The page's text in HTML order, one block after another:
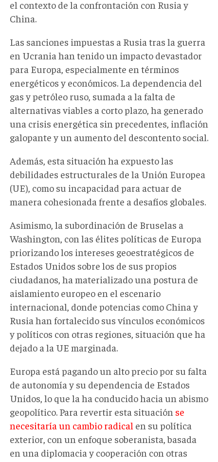
el contexto de la confrontación con Rusia y
China.
Las sanciones impuestas a Rusia tras la guerra
en Ucrania han tenido un impacto devastador
para Europa, especialmente en términos
energéticos y económicos. La dependencia del
gas y petróleo ruso, sumada a la falta de
alternativas viables a corto plazo, ha generado
una crisis energética sin precedentes, inflación
galopante y un aumento del descontento social.
Además, esta situación ha expuesto las
debilidades estructurales de la Unión Europea
(UE), como su incapacidad para actuar de
manera cohesionada frente a desafíos globales.
Asimismo, la subordinación de Bruselas a
Washington, con las élites políticas de Europa
priorizando los intereses geoestratégicos de
Estados Unidos sobre los de sus propios
ciudadanos, ha materializado una postura de
aislamiento europeo en el escenario
internacional, donde potencias como China y
Rusia han fortalecido sus vínculos económicos
y políticos con otras regiones, situación que ha
dejado a la UE marginada.
Europa está pagando un alto precio por su falta
de autonomía y su dependencia de Estados
Unidos, lo que la ha conducido hacia un abismo
geopolítico. Para revertir esta situación se
necesitaría un cambio radical en su política
exterior, con un enfoque soberanista, basada
en una diplomacia y cooperación con otras